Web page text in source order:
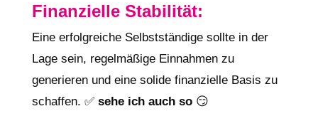
Finanzielle Stabilität:
Eine erfolgreiche Selbstständige sollte in der
Lage sein, regelmäßige Einnahmen zu
generieren und eine solide finanzielle Basis zu
schaffen. ✅sehe ich auch so😏